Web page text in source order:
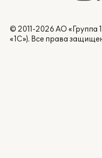
© 2011-2026 АО
«1С»). Все права